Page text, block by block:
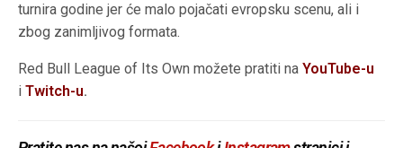
turnira godine jer će malo pojačati evropsku scenu, ali i
zbog zanimljivog formata.
Red Bull League of Its Own možete pratiti naYouTube-u
iTwitch-u.